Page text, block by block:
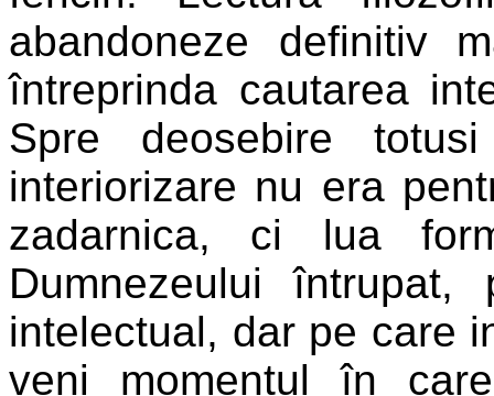
abandoneze definitiv
întreprinda cautarea
Spre deosebire
interiorizare nu era
zadarnica, ci lua
Dumnezeului
intelectual, dar pe care
veni momentul în